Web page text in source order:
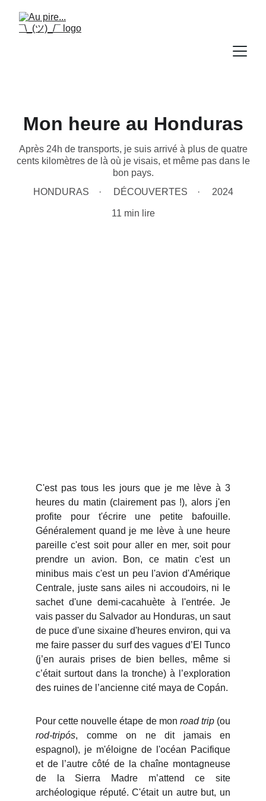
Mon heure au Honduras
Après 24h de transports, je suis arrivé à plus de quatre
cents kilomètres de là où je visais, et même pas dans le
bon pays.
HONDURAS
DÉCOUVERTES 2024
11 min lire
C'est pas tous les jours que je me lève à 3
heures du matin (clairement pas !), alors j'en
profite pour t'écrire une petite bafouille.
Généralement quand je me lève à une heure
pareille c'est soit pour aller en mer, soit pour
prendre un avion. Bon, ce matin c'est un
minibus mais c'est un peu l'avion d'Amérique
Centrale, juste sans ailes ni accoudoirs, ni le
sachet d'une demi-cacahuète à l'entrée. Je
vais passer du Salvador au Honduras, un saut
de puce d'une sixaine d'heures environ, qui va
me faire passer du surf des vagues d’El Tunco
(j’en aurais prises de bien belles, même si
c’était surtout dans la tronche) à l’exploration
des ruines de l’ancienne cité maya de Copán.
Pour cette nouvelle étape de mon road trip(ou
rod-tripós, comme on ne dit jamais en
espagnol), je m'éloigne de l'océan Pacifique
et de l’autre côté de la chaîne montagneuse
de la Sierra Madre m’attend ce site
archéologique réputé. C'était un autre but, un